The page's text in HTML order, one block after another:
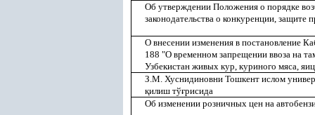
Об утверждении Положения о порядке
законодательства о конкуренции, защите
О внесении изменения в постановление
188 "О временном запрещении ввоза на
Узбекистан живых кур, куриного мяса,
З.М. Хуснидиновни Тошкент ислом
қилиш тўғрисида
Об изменении розничных цен на